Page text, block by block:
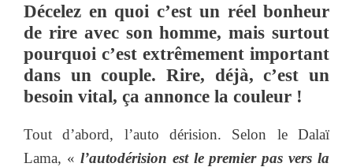
Décelez en quoi c’est un réel bonheur
de rire avec son homme, mais surtout
pourquoi c’est extrêmement important
dans un couple. Rire, déjà, c’est un
besoin vital, ça annonce la couleur !
Tout d’abord, l’auto dérision. Selon le Dalaï
Lama, « l’autodérision est le premier pas vers la